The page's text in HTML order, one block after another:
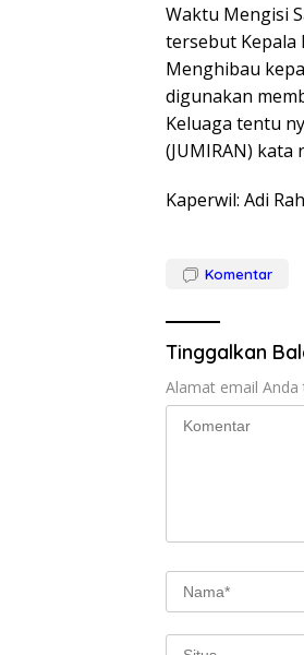
Waktu Mengisi
tersebut Kepala
Menghibau
digunakan
Keluaga tentu
(JUMIRAN) kata
Kaperwil: Adi
Komentar
Tinggalkan
Alamat email Anda